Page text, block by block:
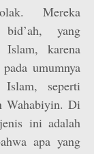
Mereka
yang
Islam, karena
umumnya
seperti
Wahabiyin. Di
ini adalah
apa yang